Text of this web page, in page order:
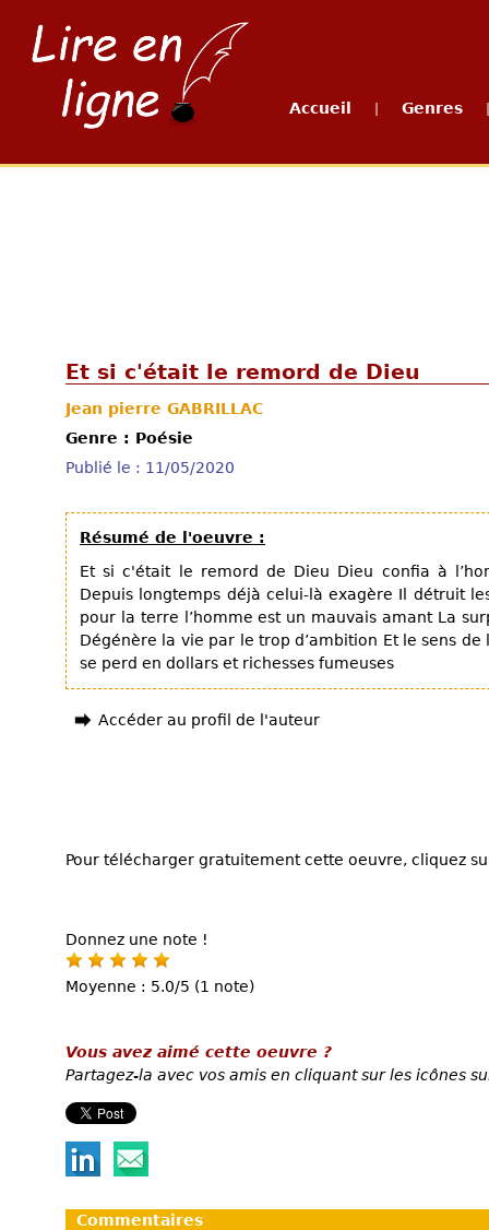
Accueil Genres
Et si c'était le remord de Dieu
Jean pierre GABRILLAC
Genre : Poésie
Publié le : 11/05/2020
Résumé de l'oeuvre :
Et si c'était le remord de Dieu Dieu confia à
Depuis longtemps déjà celui-là exagère Il détruit
pour la terre l’homme est un mauvais amant La
Dégénère la vie par le trop d’ambition Et le sens
se perd en dollars et richesses fumeuses
Accéder au profil de l'auteur
Pour télécharger gratuitement cette oeuvre, cliquez
Donnez une note !
Moyenne : 5.0/5 (1 note)
Vous avez aimé cette oeuvre ?
Partagez-la avec vos amis en cliquant sur les icônes
Commentaires